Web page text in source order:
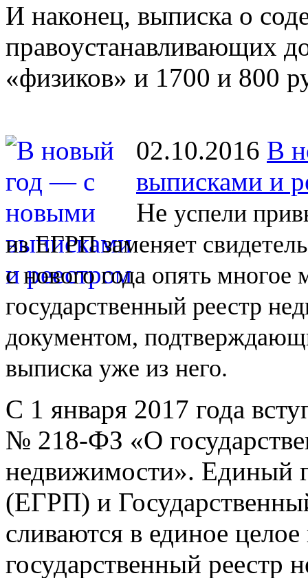
И наконец, выписка о
правоустанавливающих
«физиков» и 1700 и 800
02.10.2016 В
выписками и
Не успели
из ЕГРП заменяет
с нового года опять
государственный реестр
документом,
выписка уже из него.
С 1 января 2017 года
№ 218-ФЗ «О
недвижимости». Единый
(ЕГРП) и
сливаются в единое
государственный